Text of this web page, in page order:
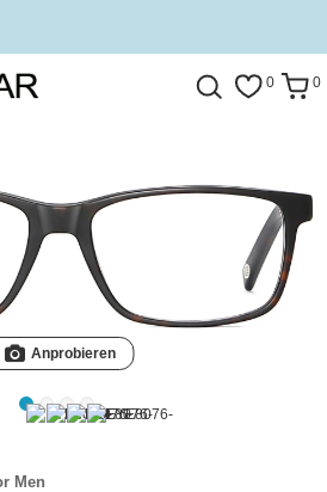
0 0
Anprobieren
Men